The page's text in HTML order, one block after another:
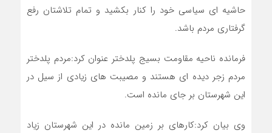
حاشیه ای سیاسی خود را کنار بکشید و تمام تلاشتان رفع
گرفتاری مردم باشد.
فرمانده ناحیه مقاومت بسیج پلدختر عنوان کرد:مردم پلدختر
مردم زجر دیده ای هستند و مصیبت های زیادی از سیل در
این شهرستان بر جای مانده است.
وی بیان کرد:کارهای بر زمین مانده در این شهرستان زیاد